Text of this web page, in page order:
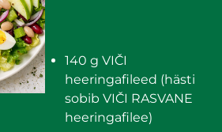
140 g VIČI
heeringafileed (hästi
sobib VIČI RASVANE
heeringafilee)